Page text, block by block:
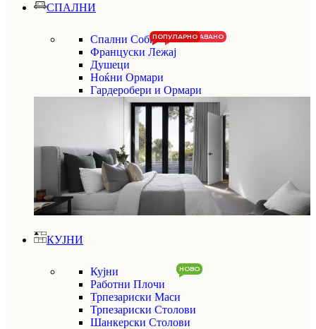
СПАЛНИ
Спални Соби
Француски Лежај
НАЈПРОДАВАНО
Душеци
Ноќни Ормари
ПОПУЛАРНО
Гардеробери и Ормари
КУЈНИ
Кујни
Работни Плочи
Трпезариски Маси
Трпезариски Столови
Шанкерски Столови
НОВО